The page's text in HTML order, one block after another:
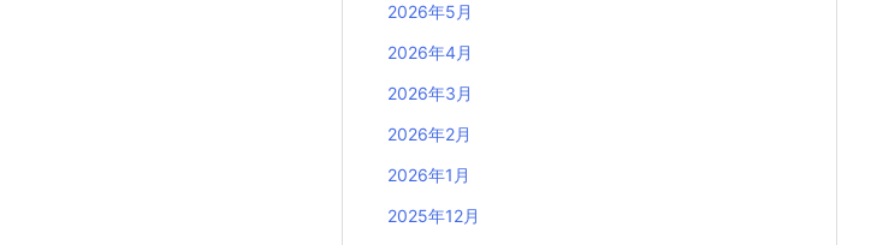
2026年5月
2026年4月
2026年3月
2026年2月
2026年1月
2025年12月